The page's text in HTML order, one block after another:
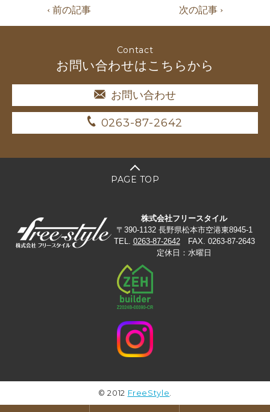
‹ 前の記事 次の記事 ›
Contact
お問い合わせはこちらから
お問い合わせ
0263-87-2642
PAGE TOP
株式会社フリースタイル
〒390-1132 長野県松本市空港東8945-1
TEL. 0263-87-2642FAX. 0263-87-2643
定休日：水曜日
© 2012 FreeStyle.